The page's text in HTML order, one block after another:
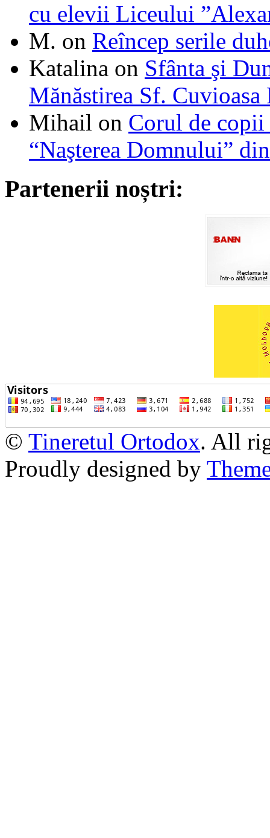
cu elevii Liceului
M. on Reîncep serile
Katalina on Sfânta şi
Mănăstirea Sf. Cuvioasa
Mihail on Corul de
“Naşterea Domnului”
Partenerii noștri:
© Tineretul Ortodox. All
Proudly designed by